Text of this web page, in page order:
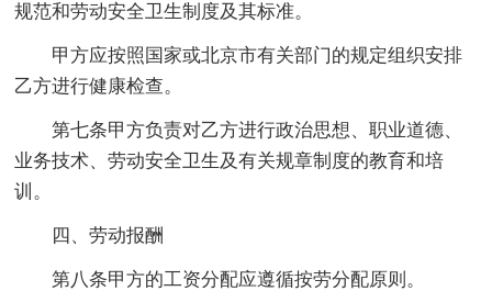
规范和劳动安全卫生制度及其标准。
甲方应按照国家或北京市有关部门的规定组织安排
乙方进行健康检查。
第七条甲方负责对乙方进行政治思想、职业道德、
业务技术、劳动安全卫生及有关规章制度的教育和培
训。
四、劳动报酬
第八条甲方的工资分配应遵循按劳分配原则。